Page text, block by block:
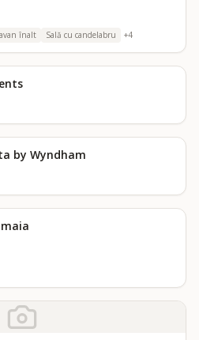
înalt Sală cu candelabru +4
by Wyndham